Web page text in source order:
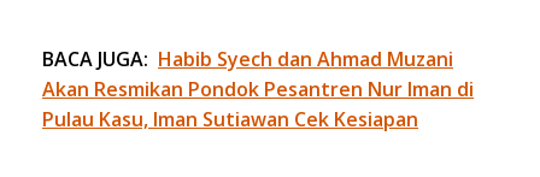
BACA JUGA: Habib Syech dan Ahmad Muzani
Akan Resmikan Pondok Pesantren Nur Iman di
Pulau Kasu, Iman Sutiawan Cek Kesiapan